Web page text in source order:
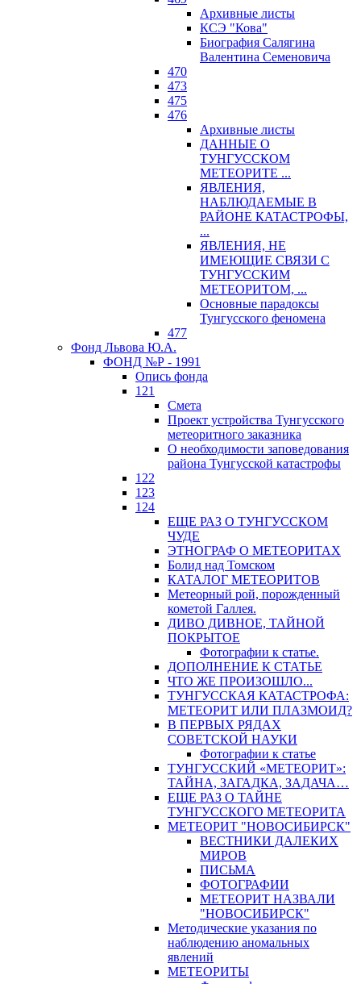
Архивные листы
КСЭ "Кова"
Биография Салягина
Валентина Семеновича
470
473
475
476
Архивные листы
ДАННЫЕ О
ТУНГУССКОМ
МЕТЕОРИТЕ ...
ЯВЛЕНИЯ,
НАБЛЮДАЕМЫЕ В
РАЙОНЕ КАТАСТРОФЫ,
...
ЯВЛЕНИЯ, НЕ
ИМЕЮЩИЕ СВЯЗИ С
ТУНГУССКИМ
МЕТЕОРИТОМ, ...
Основные парадоксы
Тунгусского феномена
477
Фонд Львова Ю.А.
ФОНД №Р - 1991
Опись фонда
121
Смета
Проект устройства Тунгусского
метеоритного заказника
О необходимости заповедования
района Тунгусской катастрофы
122
123
124
ЕЩЕ РАЗ О ТУНГУССКОМ
ЧУДЕ
ЭТНОГРАФ О МЕТЕОРИТАХ
Болид над Томском
КАТАЛОГ МЕТЕОРИТОВ
Метеорный рой, порожденный
кометой Галлея.
ДИВО ДИВНОЕ, ТАЙНОЙ
ПОКРЫТОЕ
Фотографии к статье.
ДОПОЛНЕНИЕ К СТАТЬЕ
ЧТО ЖЕ ПРОИЗОШЛО...
ТУНГУССКАЯ КАТАСТРОФА:
МЕТЕОРИТ ИЛИ ПЛАЗМОИД?
В ПЕРВЫХ РЯДАХ
СОВЕТСКОЙ НАУКИ
Фотографии к статье
ТУНГУССКИЙ «МЕТЕОРИТ»:
ТАЙНА, ЗАГАДКА, ЗАДАЧА…
ЕЩЕ РАЗ О ТАЙНЕ
ТУНГУССКОГО МЕТЕОРИТА
МЕТЕОРИТ "НОВОСИБИРСК"
ВЕСТНИКИ ДАЛЕКИХ
МИРОВ
ПИСЬМА
ФОТОГРАФИИ
МЕТЕОРИТ НАЗВАЛИ
"НОВОСИБИРСК"
Методические указания по
наблюдению аномальных
явлений
МЕТЕОРИТЫ